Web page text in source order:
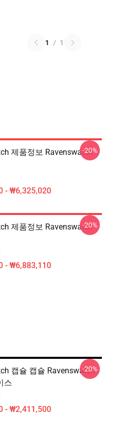
1 / 1
제품정보 Ravenswatch
- ₩6,325,020
-20%
제품정보 Ravenswatch
- ₩6,883,110
-20%
캡슐 캡슐 Ravenswatch
스
- ₩2,411,500
-20%